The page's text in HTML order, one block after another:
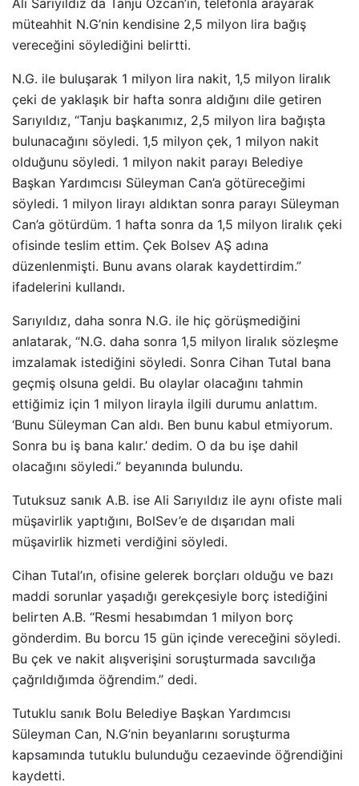
müteahhit N.G’nin kendisine 2,5 milyon lira bağış
vereceğini söylediğini belirtti.
N.G. ile buluşarak 1 milyon lira nakit, 1,5 milyon liralık
çeki de yaklaşık bir hafta sonra aldığını dile getiren
Sarıyıldız, “Tanju başkanımız, 2,5 milyon lira bağışta
bulunacağını söyledi. 1,5 milyon çek, 1 milyon nakit
olduğunu söyledi. 1 milyon nakit parayı Belediye
Başkan Yardımcısı Süleyman Can’a götüreceğimi
söyledi. 1 milyon lirayı aldıktan sonra parayı Süleyman
Can’a götürdüm. 1 hafta sonra da 1,5 milyon liralık çeki
ofisinde teslim ettim. Çek Bolsev AŞ adına
düzenlenmişti. Bunu avans olarak kaydettirdim.”
ifadelerini kullandı.
Sarıyıldız, daha sonra N.G. ile hiç görüşmediğini
anlatarak, “N.G. daha sonra 1,5 milyon liralık sözleşme
imzalamak istediğini söyledi. Sonra Cihan Tutal bana
geçmiş olsuna geldi. Bu olaylar olacağını tahmin
ettiğimiz için 1 milyon lirayla ilgili durumu anlattım.
‘Bunu Süleyman Can aldı. Ben bunu kabul etmiyorum.
Sonra bu iş bana kalır.’ dedim. O da bu işe dahil
olacağını söyledi.” beyanında bulundu.
Tutuksuz sanık A.B. ise Ali Sarıyıldız ile aynı ofiste mali
müşavirlik yaptığını, BolSev’e de dışarıdan mali
müşavirlik hizmeti verdiğini söyledi.
Cihan Tutal’ın, ofisine gelerek borçları olduğu ve bazı
maddi sorunlar yaşadığı gerekçesiyle borç istediğini
belirten A.B. “Resmi hesabımdan 1 milyon borç
gönderdim. Bu borcu 15 gün içinde vereceğini söyledi.
Bu çek ve nakit alışverişini soruşturmada savcılığa
çağrıldığımda öğrendim.” dedi.
Tutuklu sanık Bolu Belediye Başkan Yardımcısı
Süleyman Can, N.G’nin beyanlarını soruşturma
kapsamında tutuklu bulunduğu cezaevinde öğrendiğini
kaydetti.